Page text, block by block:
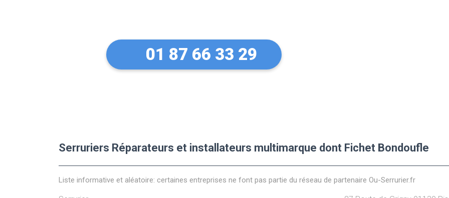
01 87 66 33 29
Serruriers Réparateurs et installateurs multimarque dont Fichet Bondoufle
Liste informative et aléatoire: certaines entreprises ne font pas partie du réseau de partenaire Ou-Serrurier.fr